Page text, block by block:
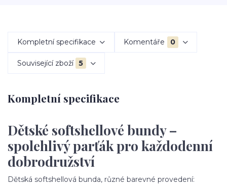
Kompletní specifikace Komentáře 0
Související zboží 5
Kompletní specifikace
Dětské softshellové bundy –
spolehlivý parťák pro každodenní
dobrodružství
Dětská softshellová bunda, různé barevné provedení: